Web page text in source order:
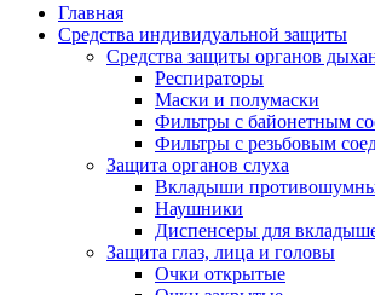
Главная
Средства индивидуальной защиты
Средства защиты органов
Респираторы
Маски и полумаски
Фильтры с байонетным
Фильтры с резьбовым
Защита органов слуха
Вкладыши
Наушники
Диспенсеры для
Защита глаз, лица и головы
Очки открытые